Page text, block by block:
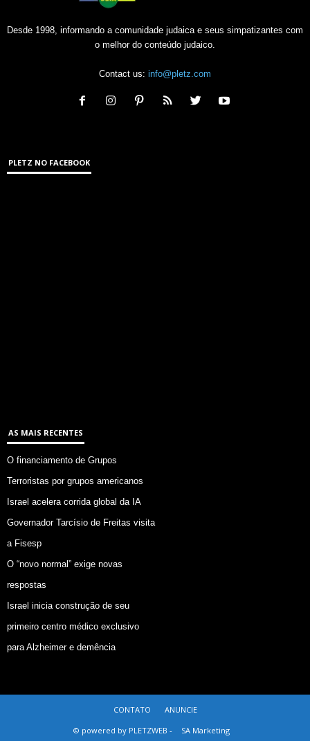
Desde 1998, informando a comunidade judaica e seus simpatizantes com
o melhor do conteúdo judaico.
Contact us: info@pletz.com
PLETZ NO FACEBOOK
AS MAIS RECENTES
O financiamento de Grupos
Terroristas por grupos americanos
Israel acelera corrida global da IA
Governador Tarcísio de Freitas visita
a Fisesp
O “novo normal” exige novas
respostas
Israel inicia construção de seu
primeiro centro médico exclusivo
para Alzheimer e demência
CONTATO
ANUNCIE
© powered by PLETZWEB -
SA Marketing